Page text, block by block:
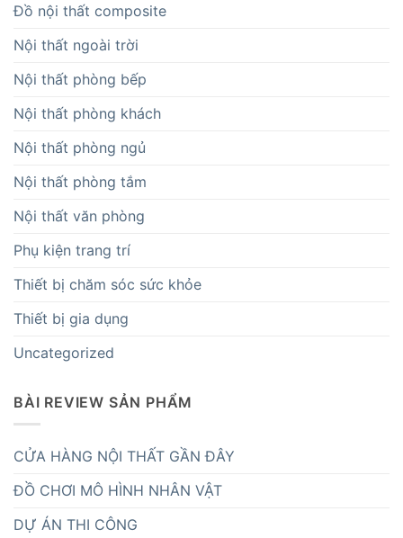
Đồ nội thất composite
Nội thất ngoài trời
Nội thất phòng bếp
Nội thất phòng khách
Nội thất phòng ngủ
Nội thất phòng tắm
Nội thất văn phòng
Phụ kiện trang trí
Thiết bị chăm sóc sức khỏe
Thiết bị gia dụng
Uncategorized
BÀI REVIEW SẢN PHẨM
CỬA HÀNG NỘI THẤT GẦN ĐÂY
ĐỒ CHƠI MÔ HÌNH NHÂN VẬT
DỰ ÁN THI CÔNG